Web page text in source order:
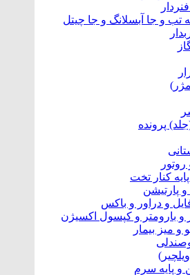
تب و جا آبسلانگ و جا چیتل
پرونده
کنار تخت
و پارتیشن
و دراور و باکس
و بارومتر و کپسول اکسیژن
و میز بیمار
و پایه سرم